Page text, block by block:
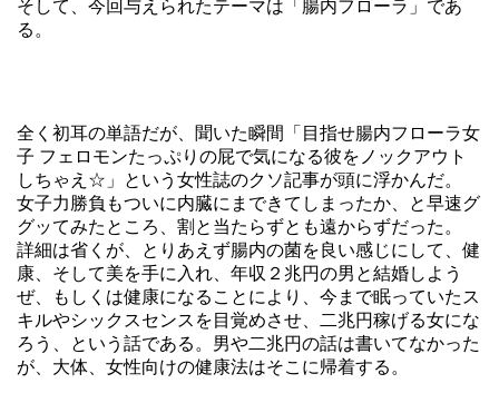
そして、今回与えられたテーマは「腸内フローラ」であ
る。
全く初耳の単語だが、聞いた瞬間「目指せ腸内フローラ女
子 フェロモンたっぷりの屁で気になる彼をノックアウト
しちゃえ☆」という女性誌のクソ記事が頭に浮かんだ。
女子力勝負もついに内臓にまできてしまったか、と早速グ
グッてみたところ、割と当たらずとも遠からずだった。
詳細は省くが、とりあえず腸内の菌を良い感じにして、健
康、そして美を手に入れ、年収２兆円の男と結婚しよう
ぜ、もしくは健康になることにより、今まで眠っていたス
キルやシックスセンスを目覚めさせ、二兆円稼げる女にな
ろう、という話である。男や二兆円の話は書いてなかった
が、大体、女性向けの健康法はそこに帰着する。